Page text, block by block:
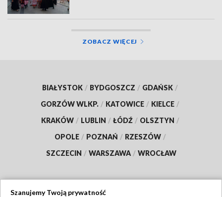
ZOBACZ WIĘCEJ
BIAŁYSTOK / BYDGOSZCZ / GDAŃSK /
GORZÓW WLKP. / KATOWICE / KIELCE /
KRAKÓW / LUBLIN / ŁÓDŹ / OLSZTYN /
OPOLE / POZNAŃ / RZESZÓW /
SZCZECIN / WARSZAWA / WROCŁAW
Szanujemy Twoją prywatność